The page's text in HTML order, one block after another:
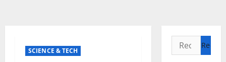
SCIENCE & TECH
Rechercher :